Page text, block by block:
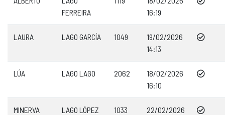
FERREIRA
16:19
LAURA LAGO GARCÍA 1049
19/02/2026
14:13
LÚA LAGO LAGO 2062
18/02/2026
16:10
MINERVA
LAGO LÓPEZ 1033
22/02/2026